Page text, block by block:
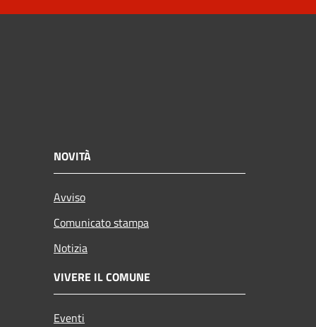
NOVITÀ
Avviso
Comunicato stampa
Notizia
VIVERE IL COMUNE
Eventi